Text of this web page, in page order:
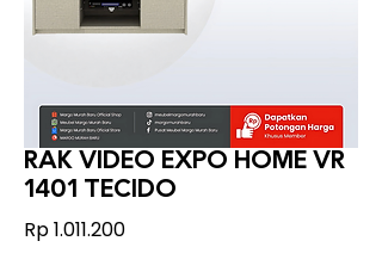
RAK VIDEO EXPO HOME VR
1401 TECIDO
Rp 1.011.200Harga